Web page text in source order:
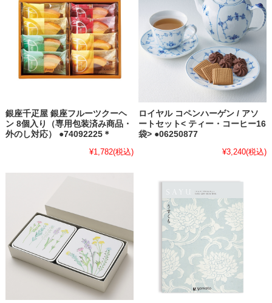
銀座千疋屋 銀座フルーツクーヘ
ン 8個入り（専用包装済み商品・
外のし対応） ●74092225＊
¥1,782(税込)
ロイヤル コペンハーゲン / アソ
ートセット< ティー・コーヒー16
袋> ●06250877
¥3,240(税込)